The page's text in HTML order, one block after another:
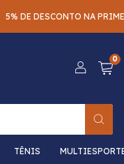
DESCONTO NA PRIMEIRA
0
TÊNIS